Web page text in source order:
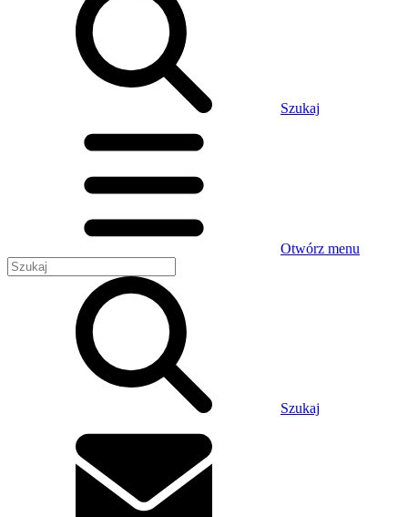
Szukaj
Otwórz menu
Szukaj